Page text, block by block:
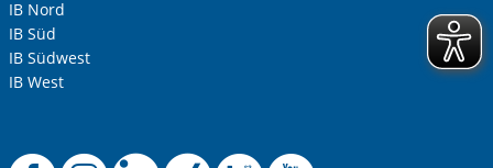
IB Nord
IB Süd
IB Südwest
IB West